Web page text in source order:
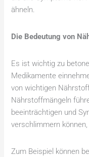
ähneln.
Die Bedeutung von
Es ist wichtig zu
Medikamente
von wichtigen
Nährstoffmängeln
beeinträchtigen und
verschlimmern
Zum Beispiel können